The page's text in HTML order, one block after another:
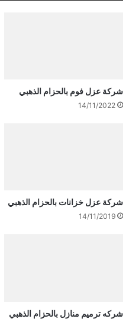
شركة عزل فوم بالحزام الذهبي
14/11/2022
شركة عزل خزانات بالحزام الذهبي
14/11/2019
شركه ترميم منازل بالحزام الذهبي